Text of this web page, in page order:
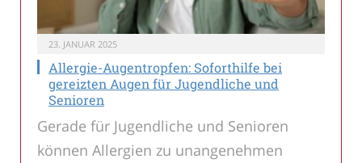
23. JANUAR 2025
Allergie-Augentropfen: Soforthilfe bei
gereizten Augen für Jugendliche und
Senioren
Gerade für Jugendliche und Senioren
können Allergien zu unangenehmen